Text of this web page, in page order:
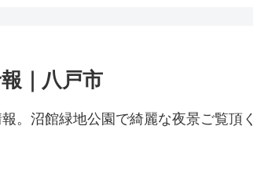
｜八戸市
。沼館緑地公園で綺麗な夜景ご覧頂く